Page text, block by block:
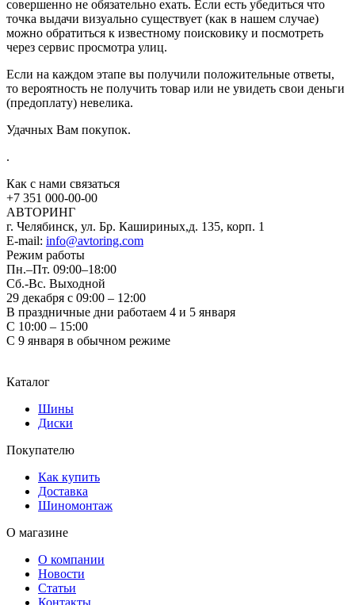
совершенно не обязательно ехать. Если есть убедиться что
точка выдачи визуально существует (как в нашем случае)
можно обратиться к известному поисковику и посмотреть
через сервис просмотра улиц.
Если на каждом этапе вы получили положительные ответы,
то вероятность не получить товар или не увидеть свои деньги
(предоплату) невелика.
Удачных Вам покупок.
.
Как с нами связаться
+7 351 000-00-00
АВТОРИНГ
г. Челябинск, ул. Бр. Кашириных,д. 135, корп. 1
E-mail: info@avtoring.com
Режим работы
Пн.–Пт. 09:00–18:00
Сб.-Вс. Выходной
29 декабря с 09:00 – 12:00
В праздничные дни работаем 4 и 5 января
С 10:00 – 15:00
С 9 января в обычном режиме
Каталог
Шины
Диски
Покупателю
Как купить
Доставка
Шиномонтаж
О магазине
О компании
Новости
Статьи
Контакты